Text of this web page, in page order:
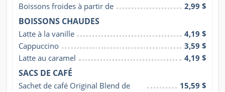
Boissons froides à partir de
2,99 $
BOISSONS CHAUDES
Latte à la vanille
4,19 $
Cappuccino
3,59 $
Latte au caramel
4,19 $
SACS DE CAFÉ
Sachet de café Original Blend de
15,59 $